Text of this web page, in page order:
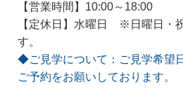
【営業時間】10:00～18:00
【定休日】水曜日 ※日曜日・
す。
◆ご見学について：ご見学希望
ご予約をお願いしております。